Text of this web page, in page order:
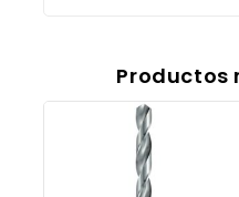
Productos